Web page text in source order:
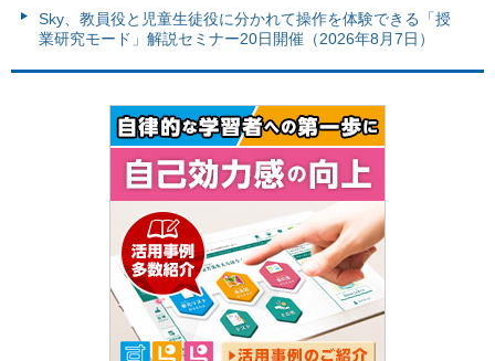
Sky、教員役と児童生徒役に分かれて操作を体験できる「授
業研究モード」解説セミナー20日開催（2026年8月7日）